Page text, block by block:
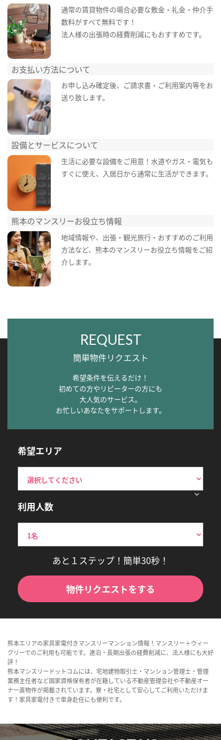
通常の賃貸物件の場合必要な敷金・礼金・仲介手
数料がすべて無料です！
法人様の出張時の経費削減にもおすすめです。
お支払い方法について
お申し込み確定後、ご請求書・ご利用案内等をお
送り致します。
設備とサービスについて
生活に必要な設備をご用意！水道やガス・電気も
すぐに使え、入居日から通常に生活ができます。
熊本のマンスリーお役立ち情報
地域情報や、出張・観光旅行・おすすめのご利用
方法など、熊本のマンスリーお役立ち情報をご紹
介します。
REQUEST
簡単物件リクエスト
希望条件を伝えるだけ！
初めての方やリピーターの方にも
大人気のサービス。
お忙しいあなたをサポートします。
希望エリア
利用人数
あと１ステップ！簡単30秒！
物件リクエストをする
熊本エリアの家具家電付きマンスリーマンション情報！マンスリー＋ウィー
クリーでのご利用も可能です。連泊・長期出張の経費削減に、法人様にも大好
評！
熊本マンスリードットコムには、宅地建物取引士・マンション管理士・管理
業務主任者など国家資格保有者が在籍している不動産管理会社や不動産オー
ナー直物件が掲載されています。寮・社宅として安心してご利用いただけま
す！家具家電付きで単身赴任にも便利です。